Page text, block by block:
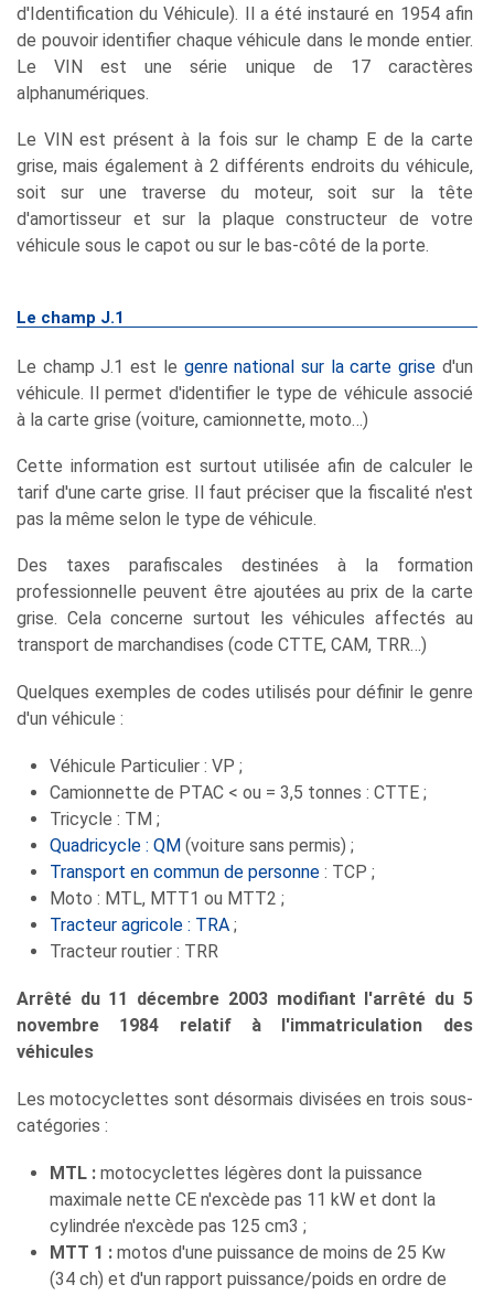
d'Identification du Véhicule). Il a été instauré en 1954 afin
de pouvoir identifier chaque véhicule dans le monde entier.
Le VIN est une série unique de 17 caractères
alphanumériques.
Le VIN est présent à la fois sur le champ E de la carte
grise, mais également à 2 différents endroits du véhicule,
soit sur une traverse du moteur, soit sur la tête
d'amortisseur et sur la plaque constructeur de votre
véhicule sous le capot ou sur le bas-côté de la porte.
Le champ J.1
Le champ J.1 est le genre national sur la carte grise d'un
véhicule. Il permet d'identifier le type de véhicule associé
à la carte grise (voiture, camionnette, moto…)
Cette information est surtout utilisée afin de calculer le
tarif d'une carte grise. Il faut préciser que la fiscalité n'est
pas la même selon le type de véhicule.
Des taxes parafiscales destinées à la formation
professionnelle peuvent être ajoutées au prix de la carte
grise. Cela concerne surtout les véhicules affectés au
transport de marchandises (code CTTE, CAM, TRR…)
Quelques exemples de codes utilisés pour définir le genre
d'un véhicule :
Véhicule Particulier : VP ;
Camionnette de PTAC < ou = 3,5 tonnes : CTTE ;
Tricycle : TM ;
Quadricycle : QM (voiture sans permis) ;
Transport en commun de personne : TCP ;
Moto : MTL, MTT1 ou MTT2 ;
Tracteur agricole : TRA ;
Tracteur routier : TRR
Arrêté du 11 décembre 2003 modifiant l'arrêté du 5
novembre 1984 relatif à l'immatriculation des
véhicules
Les motocyclettes sont désormais divisées en trois sous-
catégories :
MTL : motocyclettes légères dont la puissance
maximale nette CE n'excède pas 11 kW et dont la
cylindrée n'excède pas 125 cm3 ;
MTT 1 : motos d'une puissance de moins de 25 Kw
(34 ch) et d'un rapport puissance/poids en ordre de